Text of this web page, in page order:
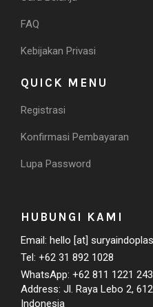
FAQ
Kebijakan Privasi
QUICK MENU
Registrasi
Konfirmasi Pembayaran
Lupa Password
HUBUNGI KAMI
Email: hello [at]
Tel: +62 31 892 1028
WhatsApp: +62 811 1221 243
Address: Jl. Raya Lebo 2,
Indonesia